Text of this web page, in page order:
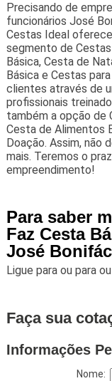
Precisando de
funcionários José
Cestas Ideal
segmento de
Básica, Cesta de
Básica e Cestas
clientes através de
profissionais
também a opção de
Cesta de Alimentos
Doação. Assim, não
mais. Teremos o
empreendimento!
Para saber
Faz Cesta
José
Ligue para ou para ou
Faça sua
Informações
Nome: